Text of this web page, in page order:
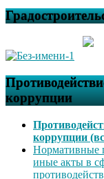
коррупции
коррупции
Нормативные
иные акты в